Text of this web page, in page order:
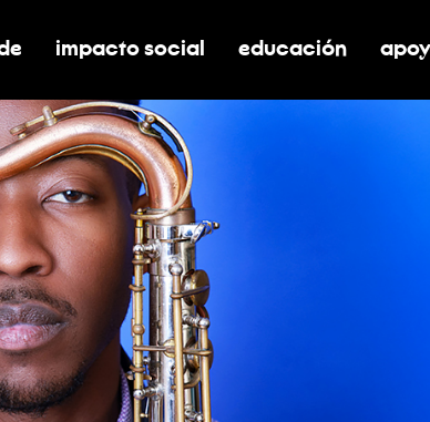
de visitede acerca de
activar/desactivar el submenú de
impacto social alternar submenú
educación